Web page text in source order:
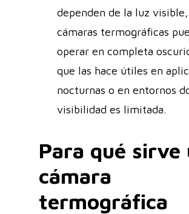
dependen de la luz
cámaras termográficas
operar en completa
que las hace útiles en
nocturnas o en entornos
visibilidad es limitada.
Para qué sirve
cámara
termográfica